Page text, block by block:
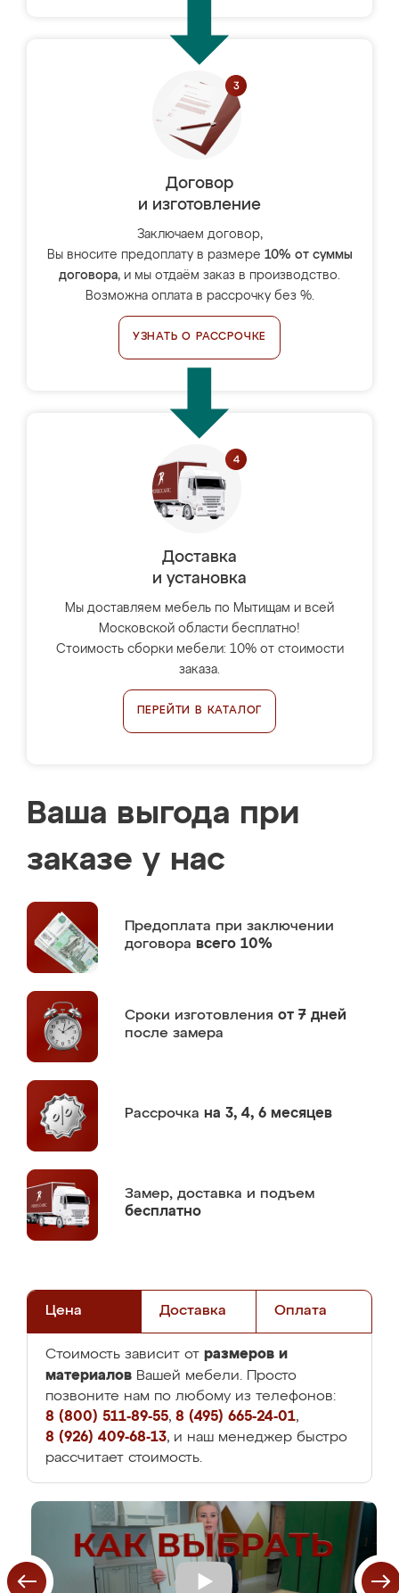
Договор
и изготовление
Заключаем договор,
Вы вносите предоплату в размере 10% от суммы
договора, и мы отдаём заказ в производство.
Возможна оплата в рассрочку без %.
УЗНАТЬ О РАССРОЧКЕ
Доставка
и установка
Мы доставляем мебель по Мытищам и всей
Московской области бесплатно!
Стоимость сборки мебели: 10% от стоимости
заказа.
ПЕРЕЙТИ В КАТАЛОГ
Ваша выгода при
заказе у нас
Предоплата при заключении
договора всего 10%
Сроки изготовления от 7 дней
после замера
Рассрочка на 3, 4, 6 месяцев
Замер, доставка и подъем
бесплатно
Цена Доставка Оплата
Стоимость зависит от размеров и
материалов Вашей мебели. Просто
позвоните нам по любому из телефонов:
8 (800) 511-89-55, 8 (495) 665-24-01,
8 (926) 409-68-13, и наш менеджер быстро
рассчитает стоимость.